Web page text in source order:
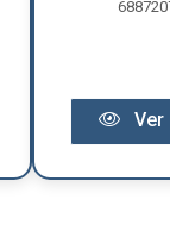
Ver